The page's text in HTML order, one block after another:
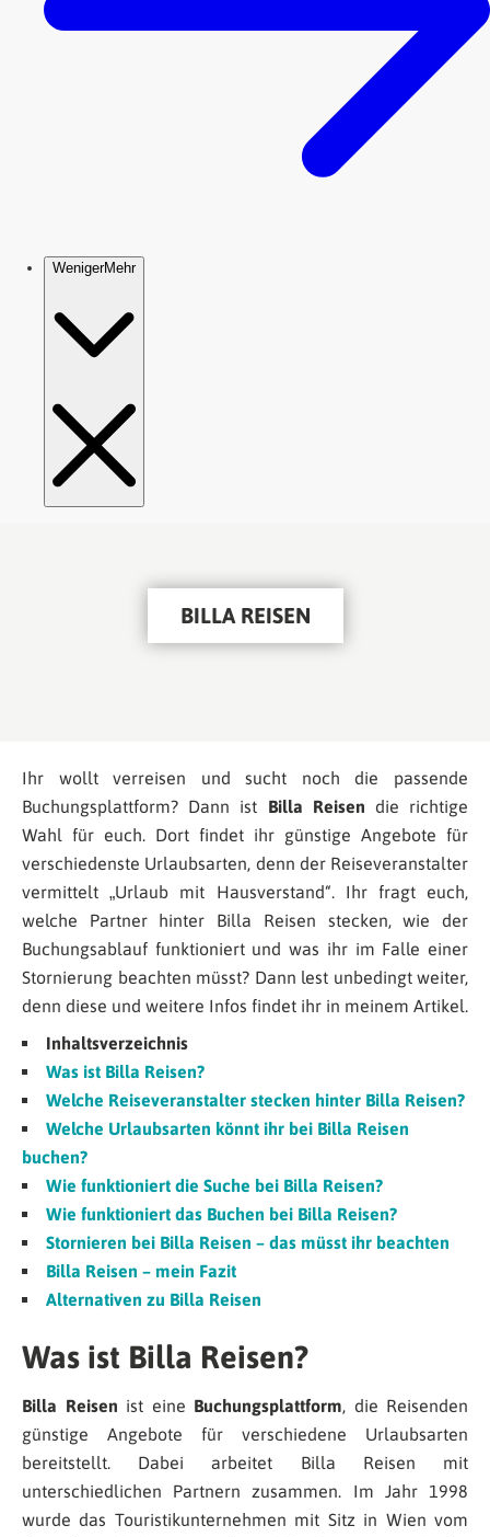
BILLA REISEN
Ihr wollt verreisen und sucht noch die passende
Buchungsplattform? Dann ist Billa Reisen die richtige
Wahl für euch. Dort findet ihr günstige Angebote für
verschiedenste Urlaubsarten, denn der Reiseveranstalter
vermittelt „Urlaub mit Hausverstand“. Ihr fragt euch,
welche Partner hinter Billa Reisen stecken, wie der
Buchungsablauf funktioniert und was ihr im Falle einer
Stornierung beachten müsst? Dann lest unbedingt weiter,
denn diese und weitere Infos findet ihr in meinem Artikel.
Inhaltsverzeichnis
Was ist Billa Reisen?
Welche Reiseveranstalter stecken hinter Billa Reisen?
Welche Urlaubsarten könnt ihr bei Billa Reisen
buchen?
Wie funktioniert die Suche bei Billa Reisen?
Wie funktioniert das Buchen bei Billa Reisen?
Stornieren bei Billa Reisen – das müsst ihr beachten
Billa Reisen – mein Fazit
Alternativen zu Billa Reisen
Was ist Billa Reisen?
Billa Reisen ist eine Buchungsplattform, die Reisenden
günstige Angebote für verschiedene Urlaubsarten
bereitstellt. Dabei arbeitet Billa Reisen mit
unterschiedlichen Partnern zusammen. Im Jahr 1998
wurde das Touristikunternehmen mit Sitz in Wien vom